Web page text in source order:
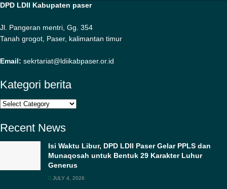
DPD LDII Kabupaten paser
Jl. Pangeran mentri, Gg. 354
Tanah grogot, Paser, kalimantan timur
Email: sekrtariat@ldiikabpaser.or.id
Kategori berita
Kategori
Recent News
Isi Waktu Libur, DPD LDII Paser Gelar PPLS dan
Munaqosah untuk Bentuk 29 Karakter Luhur
Generus
JULY 4, 2026